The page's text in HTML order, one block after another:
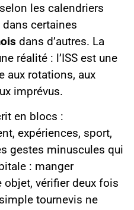
les calendriers
dans certaines
dans d’autres. La
réalité : l’ISS est une
aux rotations, aux
imprévus.
en blocs :
expériences, sport,
gestes minuscules qui
: manger
objet, vérifier deux fois
tournevis ne